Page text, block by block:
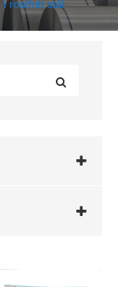
i rostfritt stål